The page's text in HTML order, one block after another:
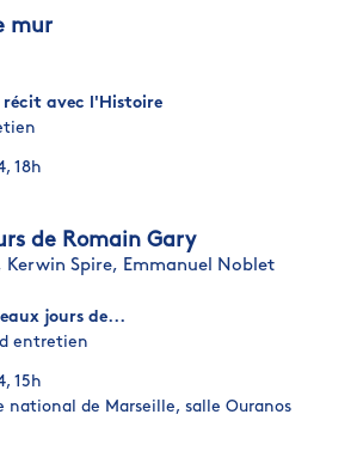
mur
récit avec l'Histoire
18h
de Romain Gary
Kerwin Spire, Emmanuel Noblet
jours de...
entretien
15h
national de Marseille, salle Ouranos